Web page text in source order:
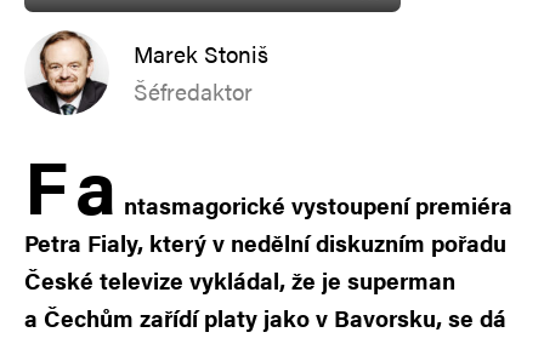
Marek Stoniš
Šéfredaktor
Fa ntasmagorické vystoupení premiéra
Petra Fialy, který v nedělní diskuzním pořadu
České televize vykládal, že je superman
a Čechům zařídí platy jako v Bavorsku, se dá